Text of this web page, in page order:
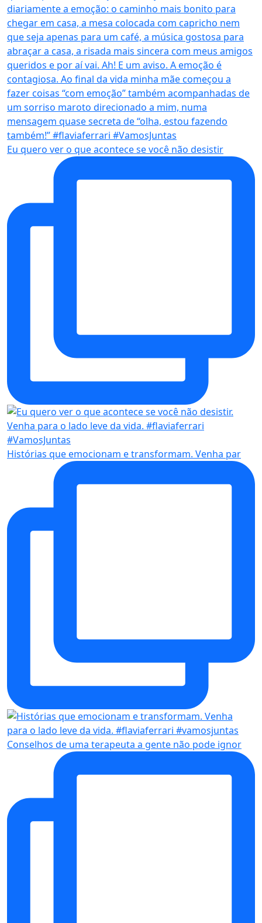
Eu quero ver o que acontece se você não desistir
Histórias que emocionam e transformam. Venha par
Conselhos de uma terapeuta a gente não pode ignor